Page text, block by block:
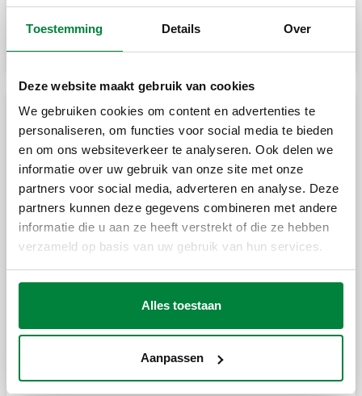
Toestemming Details Over
Deze website maakt gebruik van cookies
We gebruiken cookies om content en advertenties te
personaliseren, om functies voor social media te bieden
en om ons websiteverkeer te analyseren. Ook delen we
informatie over uw gebruik van onze site met onze
partners voor social media, adverteren en analyse. Deze
partners kunnen deze gegevens combineren met andere
informatie die u aan ze heeft verstrekt of die ze hebben
verzameld op basis van uw gebruik van hun services.
Alles toestaan
Aanpassen
BALLSTOP, Kogelafsluiter met ingebouwde
keerklep. Binnendraad - wartelaansluiting.
BALLSTOP, Kogelafsluiter met ingebouwde
keerklep. Buitendraad - wartelaansluiting.
Keerkleppen type EA
Keerklep. Met binnendraadaansluitingen.
wartelaansluiting.